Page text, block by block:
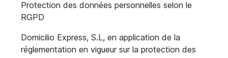
Protection des données personnelles selon le
RGPD
Domicilio Express, S.L, en application de la
réglementation en vigueur sur la protection des